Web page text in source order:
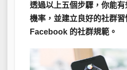
透過以上五個步驟，你能
機率，並建立良好的社群
Facebook 的社群規範。